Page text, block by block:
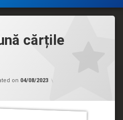
cărțile
on 04/08/2023